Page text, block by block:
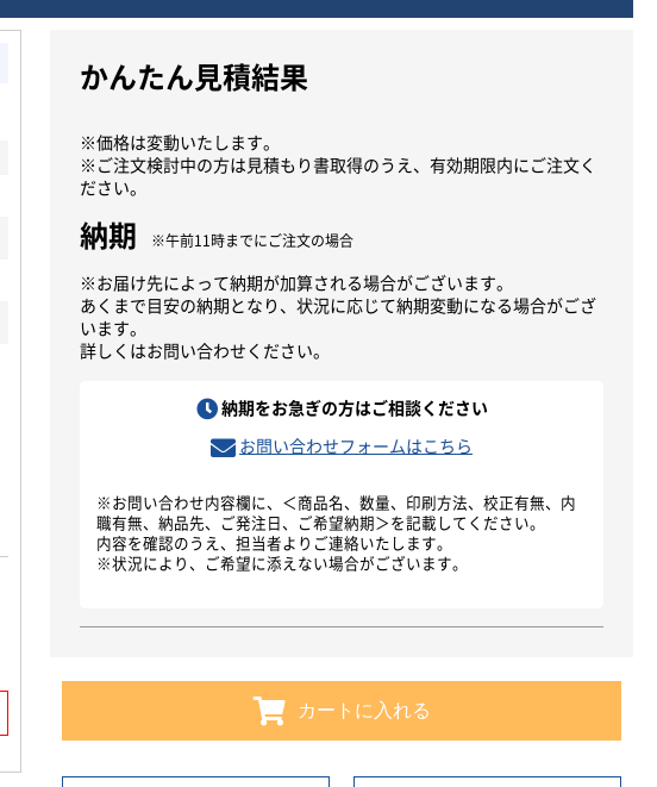
かんたん見積結果
※価格は変動いたします。
※ご注文検討中の方は見積もり書取得のうえ、有効期限内にご注文く
ださい。
納期 ※午前11時までにご注文の場合
※お届け先によって納期が加算される場合がございます。
あくまで目安の納期となり、状況に応じて納期変動になる場合がござ
います。
詳しくはお問い合わせください。
納期をお急ぎの方はご相談ください
お問い合わせフォームはこちら
※お問い合わせ内容欄に、＜商品名、数量、印刷方法、校正有無、内
職有無、納品先、ご発注日、ご希望納期＞を記載してください。
内容を確認のうえ、担当者よりご連絡いたします。
※状況により、ご希望に添えない場合がございます。
カートに入れる